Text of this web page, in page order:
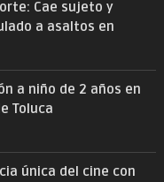
Cae sujeto y
a asaltos en
a niño de 2 años en
Toluca
única del cine con